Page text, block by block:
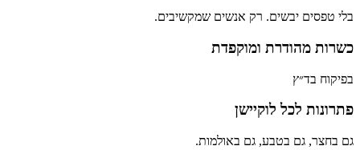
בלי טפסים יבשים. רק אנשים שמקשיבים.
כשרות מהודרת ומוקפדת
בפיקוח בד״ץ
פתרונות לכל לוקיישן
גם בחצר, גם בטבע, גם באולמות.